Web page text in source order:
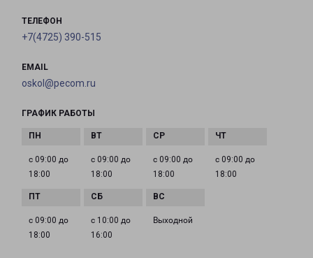
ТЕЛЕФОН
+7(4725) 390-515
EMAIL
oskol@pecom.ru
ГРАФИК РАБОТЫ
с 09:00 до
18:00
с 09:00 до
18:00
с 09:00 до
18:00
с 09:00 до
18:00
с 09:00 до
18:00
с 10:00 до
16:00
Выходной